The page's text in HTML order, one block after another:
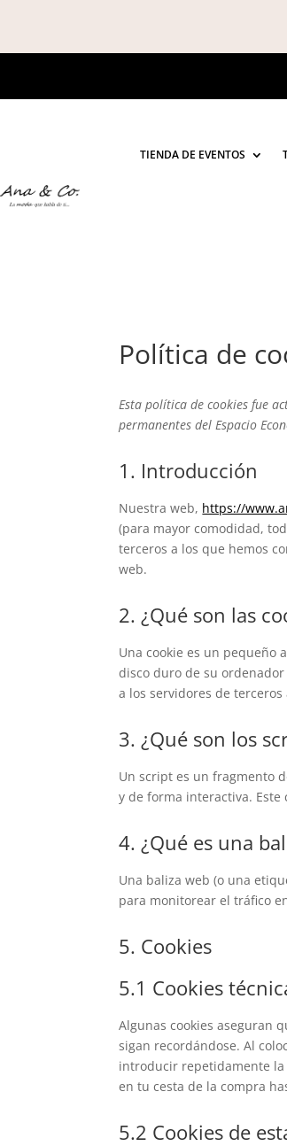
TIENDA DE EVENTOS
Política de
Esta política de cookies fue
permanentes del Espacio
1. Introducción
Nuestra web, https://
(para mayor comodidad,
terceros a los que hemos
web.
2. ¿Qué son las
Una cookie es un pequeño
disco duro de su
a los servidores de
3. ¿Qué son los
Un script es un fragmento
y de forma interactiva.
4. ¿Qué es una
Una baliza web (o una
para monitorear el tráfico
5. Cookies
5.1 Cookies
Algunas cookies aseguran
sigan recordándose. Al
introducir repetidamente
en tu cesta de la compra
5.2 Cookies de